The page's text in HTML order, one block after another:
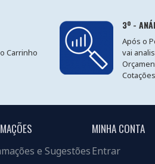
Carrinho
3º -
Após o
vai
e Sugestões
MINHA CONTA
Entrar